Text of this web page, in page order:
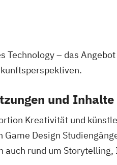
– das
und Inhalte
Kreativität und
Design
rund um Storytelling,